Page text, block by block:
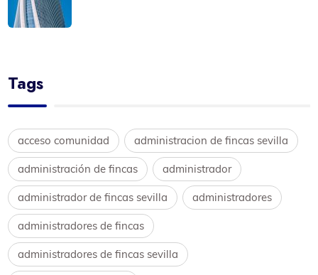
Tags
acceso comunidad administracion de fincas sevilla
administración de fincas administrador
administrador de fincas sevilla administradores
administradores de fincas
administradores de fincas sevilla